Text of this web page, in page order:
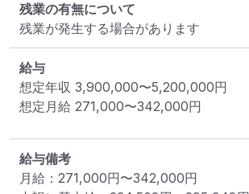
残業の有無について
残業が発生する場合があります
給与
想定年収 3,900,000〜5,200,000円
想定月給 271,000〜342,000円
給与備考
月給：271,000円〜342,000円